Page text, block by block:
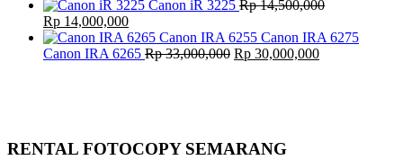
price
was:
Rp 12,000,000.
price
is:
Rp 10,500,000.
Canon iR 3225 Rp14,500,000
Original
price
was:
Rp 14,000,000Current
price
is:
Canon IRA 6265 Rp33,000,000 Original
Rp 30,000,000Current
RENTAL FOTOCOPY SEMARANG